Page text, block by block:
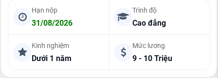
Hạn nộp
31/08/2026
Trình độ
Cao đẳng
Kinh nghiệm
Dưới 1 năm
Mức lương
9 - 10 Triệu